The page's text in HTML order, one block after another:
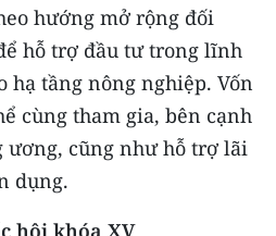
hướng mở rộng đối
hỗ trợ đầu tư trong lĩnh
hạ tầng nông nghiệp. Vốn
cùng tham gia, bên cạnh
ương, cũng như hỗ trợ lãi
dụng.
hội khóa XV